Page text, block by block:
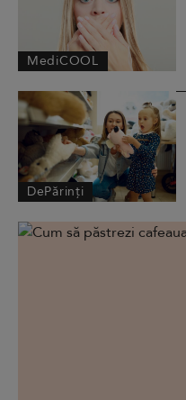
MediCOOL
DePărinți